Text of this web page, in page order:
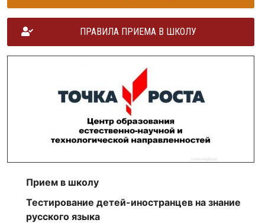
ПРАВИЛА ПРИЕМА В ШКОЛУ
Прием в школу
Тестирование детей-иностранцев на знание
русского языка